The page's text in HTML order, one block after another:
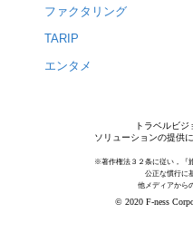
ファクタリング
TARIP
エンタメ
トラベルビ
ソリューションの提供
※著作権法３２条に従い，『
公正な慣行に
他メディアから
© 2020 F-ness